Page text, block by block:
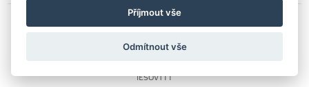
Příjmout vše
Odmítnout vše
EA888.1 VW Golf 6 GTI Passat CC Škoda
IESOVT11